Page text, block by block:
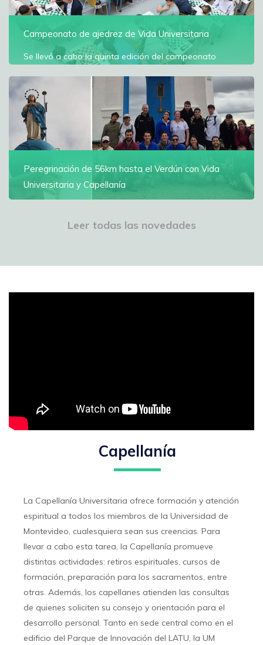
Campeonato de ajedrez de Vida Universitaria
Se llevó a cabo la quinta edición del campeonato
arbitrado por la Federación Uruguaya de Ajedrez
Ver más
Peregrinación de 56km hasta el Verdún con Vida
Universitaria y Capellanía
Nacional Nuestra Señora del Verdún durante dos días
de caminataLeer todas las novedades
Capellanía
La Capellanía Universitaria ofrece formación y atención
espiritual a todos los miembros de la Universidad de
Montevideo, cualesquiera sean sus creencias. Para
llevar a cabo esta tarea, la Capellanía promueve
distintas actividades: retiros espirituales, cursos de
formación, preparación para los sacramentos, entre
otras. Además, los capellanes atienden las consultas
de quienes soliciten su consejo y orientación para el
desarrollo personal. Tanto en sede central como en el
edificio del Parque de Innovación del LATU, la UM